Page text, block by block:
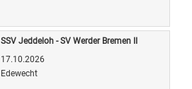
SSV Jeddeloh - SV Werder Bremen II
17.10.2026
Edewecht